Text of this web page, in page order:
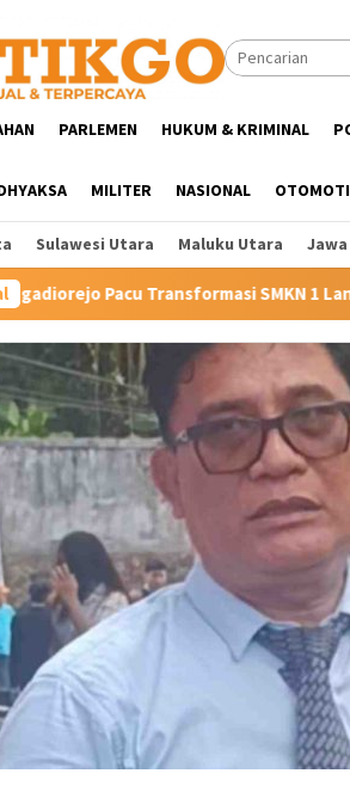
PARLEMEN HUKUM & KRIMINAL
MILITER NASIONAL
Sulawesi Utara Maluku Utara
SMKN 1 Langowan, Perkuat